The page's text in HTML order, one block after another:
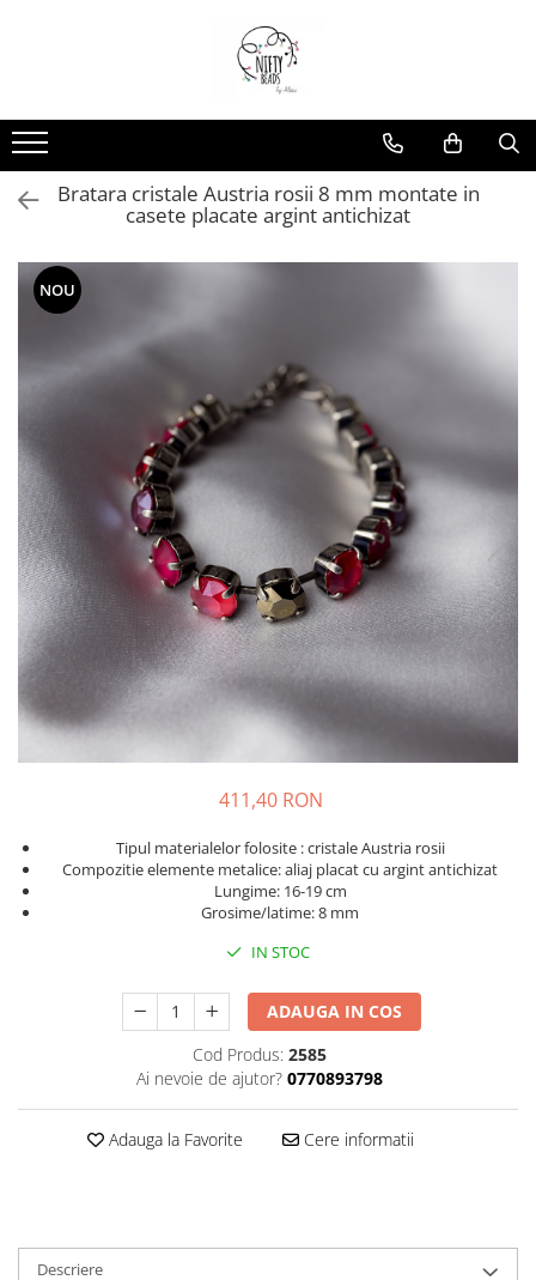
Bratara cristale Austria rosii 8 mm montate in
casete placate argint antichizat
NOU
411,40 RON
Tipul materialelor folosite : cristale Austria rosii
Compozitie elemente metalice: aliaj placat cu argint antichizat
Lungime: 16-19 cm
Grosime/latime: 8 mm
IN STOC
ADAUGA IN COS
Cod Produs: 2585
Ai nevoie de ajutor? 0770893798
Adauga la Favorite Cere informatii
Descriere